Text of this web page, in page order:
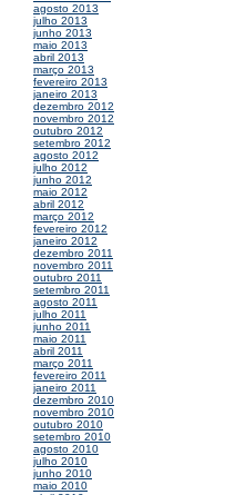
agosto 2013
julho 2013
junho 2013
maio 2013
abril 2013
março 2013
fevereiro 2013
janeiro 2013
dezembro 2012
novembro 2012
outubro 2012
setembro 2012
agosto 2012
julho 2012
junho 2012
maio 2012
abril 2012
março 2012
fevereiro 2012
janeiro 2012
dezembro 2011
novembro 2011
outubro 2011
setembro 2011
agosto 2011
julho 2011
junho 2011
maio 2011
abril 2011
março 2011
fevereiro 2011
janeiro 2011
dezembro 2010
novembro 2010
outubro 2010
setembro 2010
agosto 2010
julho 2010
junho 2010
maio 2010